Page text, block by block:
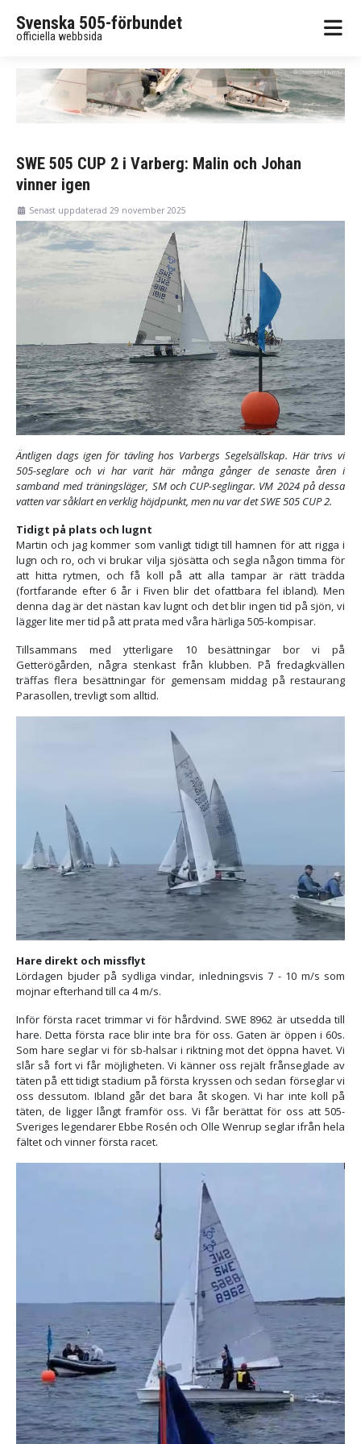
Svenska 505-förbundet
officiella webbsida
SWE 505 CUP 2 i Varberg: Malin och Johan
vinner igen
Senast uppdaterad 29 november 2025
Äntligen dags igen för tävling hos Varbergs Segelsällskap. Här trivs vi
505-seglare och vi har varit här många gånger de senaste åren i
samband med träningsläger, SM och CUP-seglingar. VM 2024 på dessa
vatten var såklart en verklig höjdpunkt, men nu var det SWE 505 CUP 2.
Tidigt på plats och lugnt
Martin och jag kommer som vanligt tidigt till hamnen för att rigga i
lugn och ro, och vi brukar vilja sjösätta och segla någon timma för
att hitta rytmen, och få koll på att alla tampar är rätt trädda
(fortfarande efter 6 år i Fiven blir det ofattbara fel ibland). Men
denna dag är det nästan kav lugnt och det blir ingen tid på sjön, vi
lägger lite mer tid på att prata med våra härliga 505-kompisar.
Tillsammans med ytterligare 10 besättningar bor vi på
Getterögården, några stenkast från klubben. På fredagkvällen
träffas flera besättningar för gemensam middag på restaurang
Parasollen, trevligt som alltid.
Hare direkt och missflyt
Lördagen bjuder på sydliga vindar, inledningsvis 7 - 10 m/s som
mojnar efterhand till ca 4 m/s.
Inför första racet trimmar vi för hårdvind. SWE 8962 är utsedda till
hare. Detta första race blir inte bra för oss. Gaten är öppen i 60s.
Som hare seglar vi för sb-halsar i riktning mot det öppna havet. Vi
slår så fort vi får möjligheten. Vi känner oss rejält frånseglade av
täten på ett tidigt stadium på första kryssen och sedan förseglar vi
oss dessutom. Ibland går det bara åt skogen. Vi har inte koll på
täten, de ligger långt framför oss. Vi får berättat för oss att 505-
Sveriges legendarer Ebbe Rosén och Olle Wenrup seglar ifrån hela
fältet och vinner första racet.